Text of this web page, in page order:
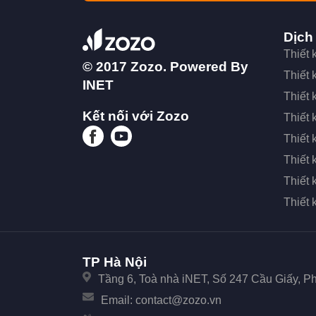
© 2017 Zozo. Powered By
INET
Kết nối với Zozo
Dịch
Thiết
Thiết
Thiết
Thiết
Thiết
Thiết
Thiết
Thiết
TP Hà Nội
Tầng 6, Toà nhà iNET, Số 247 Cầu Giấy,
Email: contact@zozo.vn